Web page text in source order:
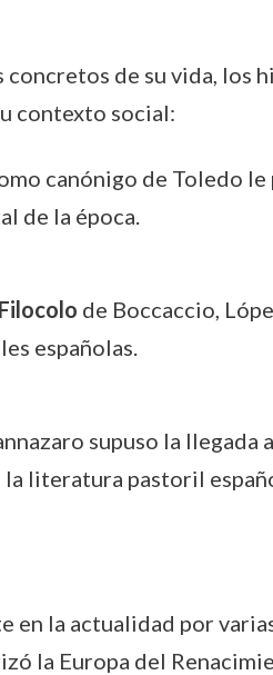
de su vida, los
contexto social:
canónigo de Toledo
de la época.
Filocolo de Boccaccio,
españolas.
supuso la
literatura pastoril
en la actualidad por
la Europa del